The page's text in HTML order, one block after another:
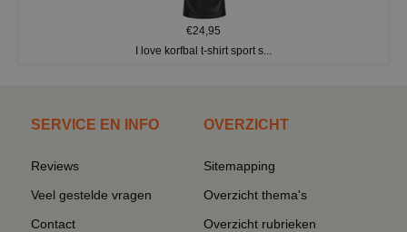
€24,95
I love korfbal t-shirt sport s...
SERVICE EN INFO
Reviews
Veel gestelde vragen
Contact
OVERZICHT
Sitemapping
Overzicht thema's
Overzicht rubrieken